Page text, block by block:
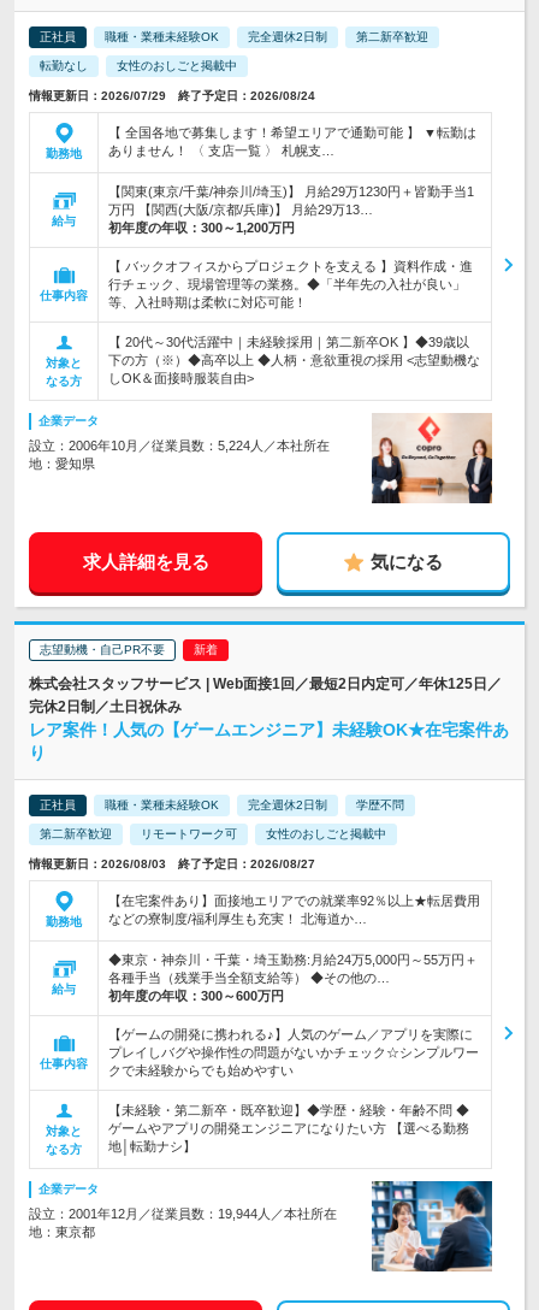
正社員 職種・業種未経験OK 完全週休2日制 第二新卒歓迎
転勤なし 女性のおしごと掲載中
情報更新日：2026/07/29 終了予定日：2026/08/24
勤務地
【 全国各地で募集します！希望エリアで通勤可能 】 ▼転勤は
ありません！ 〈 支店一覧 〉 札幌支…
給与
【関東(東京/千葉/神奈川/埼玉)】 月給29万1230円＋皆勤手当1
万円 【関西(大阪/京都/兵庫)】 月給29万13…
初年度の年収： 300～1,200万円
仕事内容
【 バックオフィスからプロジェクトを支える 】資料作成・進
行チェック、現場管理等の業務。◆「半年先の入社が良い」
等、入社時期は柔軟に対応可能！
対象と
なる方
【 20代～30代活躍中｜未経験採用｜第二新卒OK 】◆39歳以
下の方（※）◆高卒以上 ◆人柄・意欲重視の採用 <志望動機な
しOK＆面接時服装自由>
企業データ
設立：2006年10月／従業員数：5,224人／本社所在
地：愛知県
求人詳細を見る 気になる
志望動機・自己PR不要
株式会社スタッフサービス | Web面接1回／最短2日内定可／年休125日／
完休2日制／土日祝休み
レア案件！人気の【ゲームエンジニア】未経験OK★在宅案件あ
り
正社員 職種・業種未経験OK 完全週休2日制 学歴不問
第二新卒歓迎 リモートワーク可 女性のおしごと掲載中
情報更新日：2026/08/03 終了予定日：2026/08/27
勤務地
【在宅案件あり】面接地エリアでの就業率92％以上★転居費用
などの寮制度/福利厚生も充実！ 北海道か…
給与
◆東京・神奈川・千葉・埼玉勤務:月給24万5,000円～55万円＋
各種手当（残業手当全額支給等） ◆その他の…
初年度の年収： 300～600万円
仕事内容
【ゲームの開発に携われる♪】人気のゲーム／アプリを実際に
プレイしバグや操作性の問題がないかチェック☆シンプルワー
クで未経験からでも始めやすい
対象と
なる方
【未経験・第二新卒・既卒歓迎】◆学歴・経験・年齢不問 ◆
ゲームやアプリの開発エンジニアになりたい方 【選べる勤務
地│転勤ナシ】
企業データ
設立：2001年12月／従業員数：19,944人／本社所在
地：東京都